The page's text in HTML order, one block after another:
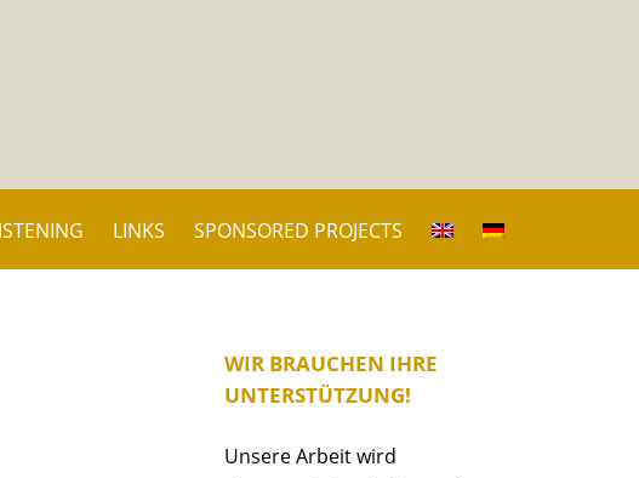
LINKS SPONSORED PROJECTS
WIR BRAUCHEN IHRE
UNTERSTÜTZUNG!
Unsere Arbeit wird